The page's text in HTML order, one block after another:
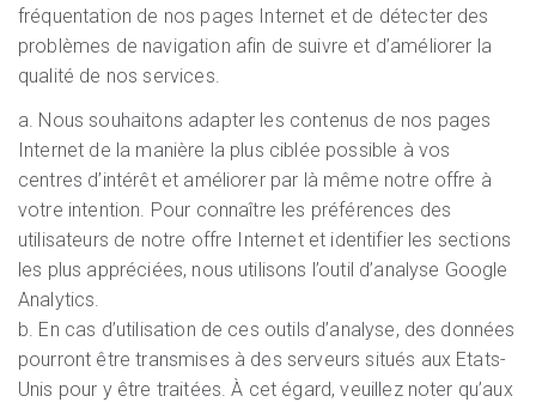
fréquentation de nos pages Internet et de détecter des
problèmes de navigation afin de suivre et d’améliorer la
qualité de nos services.
a. Nous souhaitons adapter les contenus de nos pages
Internet de la manière la plus ciblée possible à vos
centres d’intérêt et améliorer par là même notre offre à
votre intention. Pour connaître les préférences des
utilisateurs de notre offre Internet et identifier les sections
les plus appréciées, nous utilisons l’outil d’analyse Google
Analytics.
b. En cas d’utilisation de ces outils d’analyse, des données
pourront être transmises à des serveurs situés aux Etats-
Unis pour y être traitées. À cet égard, veuillez noter qu’aux